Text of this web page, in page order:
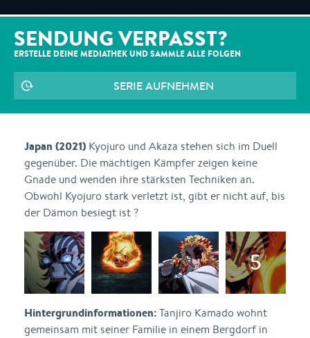
SENDUNG VERPASST?
ERSTELLE DEINE MEDIATHEK UND SAMMLE ALLE FOLGEN
SERIE AUFNEHMEN
Japan (2021) Kyojuro und Akaza stehen sich im Duell
gegenüber. Die mächtigen Kämpfer zeigen keine
Gnade und wenden ihre stärksten Techniken an.
Obwohl Kyojuro stark verletzt ist, gibt er nicht auf, bis
der Dämon besiegt ist ?
Hintergrundinformationen:Tanjiro Kamado wohnt
gemeinsam mit seiner Familie in einem Bergdorf in